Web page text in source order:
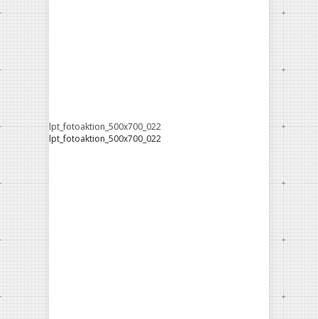
lpt_fotoaktion_500x700_022
lpt_fotoaktion_500x700_022